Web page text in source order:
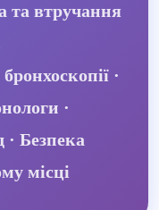
та втручання
·
·
Безпека
місці